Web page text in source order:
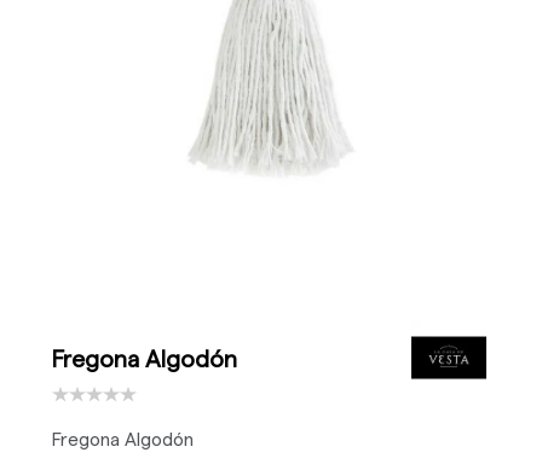
Fregona Algodón
Fregona Algodón